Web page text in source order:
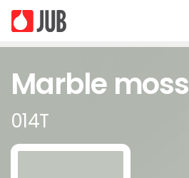
Marble moss
014T